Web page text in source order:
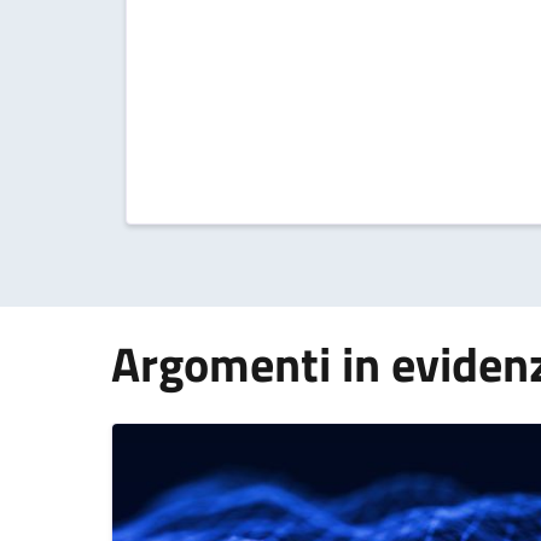
Argomenti in